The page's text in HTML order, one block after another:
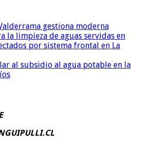
gestiona moderna
la limpieza de aguas servidas en
por sistema frontal en La
al subsidio al agua potable en la